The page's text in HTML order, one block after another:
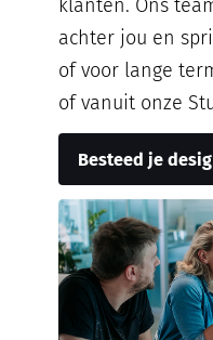
klanten. Ons
achter jou en
of voor lange
of vanuit onze
Besteed je